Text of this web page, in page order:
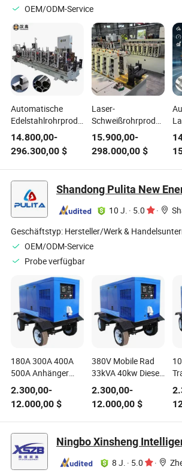
Dekoration
OEM/ODM-Service
Automatische
Edelstahlrohrproduktionslinie
Laser-
Schweißrohrmühle
Wärmetauscher-
Rohrherstellungsmaschine
mit PLC-Steuerung
für industrielle
Anwendungen
14.800,00-
296.300,00 $
Laser-
Edelstahl
geschweißte
15.900,00-
298.000,00$
10 J. · 5.0 ·
Geschäftstyp: Hersteller/Werk &
OEM/ODM-Service
Probe verfügbar
180A 300A 400A
500A Anhänger
Einzel-Dual-Diesel-
Motor-
Schweißgenerator-
Maschine
2.300,00-
12.000,00 $
380V Mobile Rad
33kVA 40kw Diesel-
Schweißmaschine
mit Generator
2.300,00-
12.000,00$
8 J. · 5.0 ·